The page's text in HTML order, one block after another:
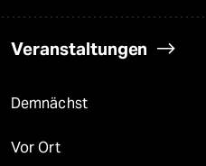
Veranstaltungen
Demnächst
Vor Ort